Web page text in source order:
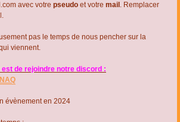
avec votre pseudo et votre mail . Remplacer
pas le temps de nous pencher sur la
viennent.
de rejoindre notre discord :
évènement en 2024